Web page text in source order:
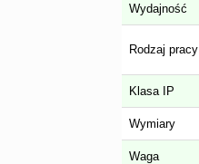
Wydajność
Rodzaj pracy
Klasa IP
Wymiary
Waga